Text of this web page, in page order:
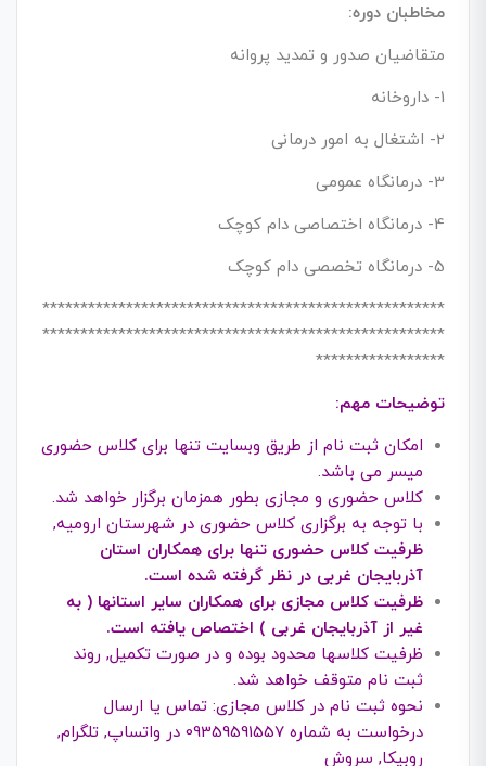
مخاطبان دوره:
متقاضیان صدور و تمدید پروانه
1- داروخانه
2- اشتغال به امور درمانی
3- درمانگاه عمومی
4- درمانگاه اختصاصی دام کوچک
5- درمانگاه تخصصی دام کوچک
*****************************************************
*****************************************************
*****************
توضیحات مهم:
امکان ثبت نام از طریق وبسایت تنها برای کلاس حضوری
میسر می باشد.
کلاس حضوری و مجازی بطور همزمان برگزار خواهد شد.
با توجه به برگزاری کلاس حضوری در شهرستان ارومیه,
ظرفیت کلاس حضوری تنها برای همکاران استان
آذربایجان غربی در نظر گرفته شده است.
ظرفیت کلاس مجازی برای همکاران سایر استانها ( به
غیر از آذربایجان غربی ) اختصاص یافته است.
ظرفیت کلاسها محدود بوده و در صورت تکمیل, روند
ثبت نام متوقف خواهد شد.
نحوه ثبت نام در کلاس مجازی: تماس یا ارسال
درخواست به شماره 09359591557 در واتساپ, تلگرام,
روبیکا, سروش